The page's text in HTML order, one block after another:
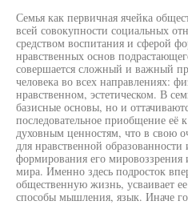
Семья как первичная ячейка
всей совокупности социальных
средством воспитания и сферой
нравственных основ
совершается сложный и важный
человека во всех направлениях:
нравственном, эстетическом. В
базисные основы, но и
последовательное приобщение
духовным ценностям, что в свою
для нравственной
формирования его мировоззрения
мира. Именно здесь подросток
общественную жизнь, усваивает
способы мышления, язык. Иначе